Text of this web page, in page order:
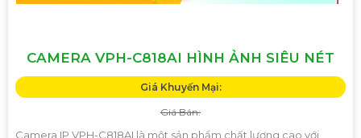
CAMERA VPH-C818AI HÌNH ẢNH SIÊU NÉT
Giá Khuyến Mại:
Giá Bán:
Camera IP VPH-C818AI là một sản phẩm chất lượng cao với